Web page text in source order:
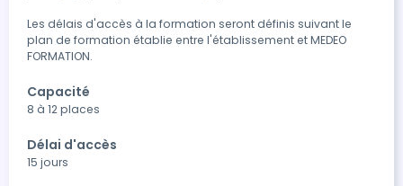
Les délais d'accès à la formation seront définis suivant le
plan de formation établie entre l'établissement et MEDEO
FORMATION.
Capacité
8 à 12 places
Délai d'accès
15 jours